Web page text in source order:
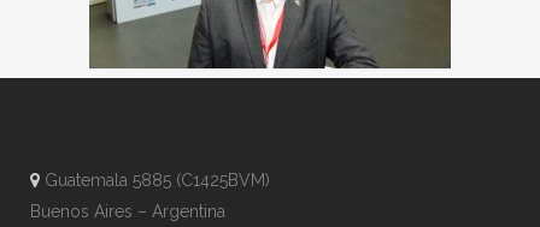
Guatemala 5885 (C1425BVM)
Buenos Aires – Argentina